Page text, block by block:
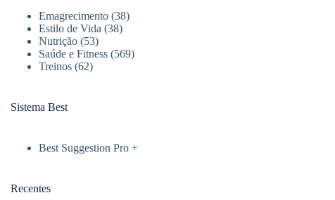
Emagrecimento (38)
Estilo de Vida (38)
Nutrição (53)
Saúde e Fitness (569)
Treinos (62)
Sistema Best
Best Suggestion Pro +
Recentes